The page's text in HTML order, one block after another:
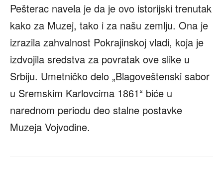
Pešterac navela je da je ovo istorijski trenutak
kako za Muzej, tako i za našu zemlju. Ona je
izrazila zahvalnost Pokrajinskoj vladi, koja je
izdvojila sredstva za povratak ove slike u
Srbiju. Umetničko delo „Blagoveštenski sabor
u Sremskim Karlovcima 1861“ biće u
narednom periodu deo stalne postavke
Muzeja Vojvodine.